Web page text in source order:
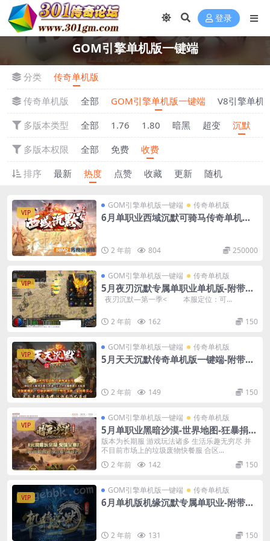
登录
GOM引擎单机版一键端
分类
传奇单机版
传奇单机版
全部 GOM引擎单机版一键端
V8引擎单机
多版本类型
全部 1.76 1.80 暗黑 超变 沉默
多版本权限
全部 免费
收费
排序
最新 热度 点赞 收藏 更新 随机
VIP
GOM引擎单机版一键端 传奇单机版
6月单职业西域沉默可骑马传奇单机版-
2 年前 804 250000
VIP
GOM引擎单机版一键端 传奇单机版
5月夜刃沉默专属单职业单机版-附带G
M后台
夜刃沉默—第一季< 本服定位：可...
2 年前 162 150
VIP
GOM引擎单机版一键端 传奇单机版
5月天天沉默传奇单机版一键端-附带可
2 年前 149 150
VIP
GOM引擎单机版一键端 传奇单机版
5月单职业黑暗沙漠-世界地图-狂暴捐献
魔体-附带GM后台一键端
版本为长期服 游戏玩法诸多 生活乐趣无穷尽 并
不目前市场上的垃圾废物快餐服 合区...
2 年前
142 150
VIP
GOM引擎单机版一键端 传奇单机版
6月单机版机缘沉默专属单职业-附带G
2 年前 131 150